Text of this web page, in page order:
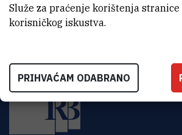
Služe za praćenje korištenja
korisničkog iskustva.
PRIHVAĆAM ODABRANO